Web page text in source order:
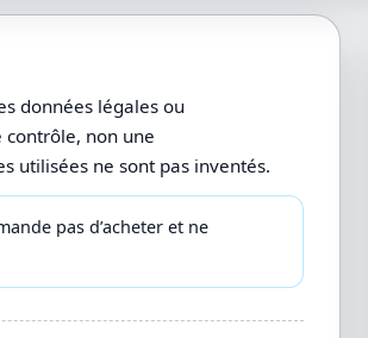
données légales ou
contrôle, non une
utilisées ne sont pas inventés.
pas d’acheter et ne